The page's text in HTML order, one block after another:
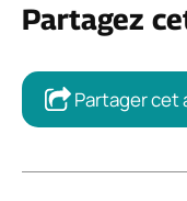
Partagez
Partager cet